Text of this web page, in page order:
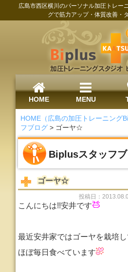
広島市西区横川のパーソナル加圧トレー
グで筋力アップ・体質改善・
HOME MENU
HOME（広島の加圧トレーニング
フブログ > ゴーヤ☆
Biplusスタッフ
ゴーヤ☆
投稿日：
こんにちは!!安井です
最近安井家ではゴーヤを栽培
ほぼ毎日食べています